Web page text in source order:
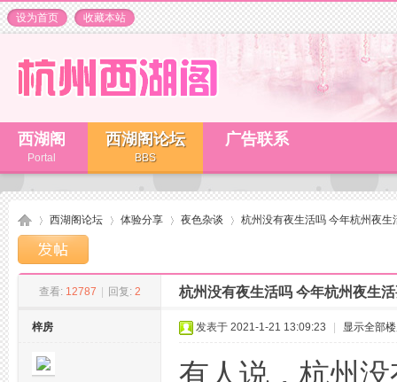
设为首页 收藏本站
西湖阁
Portal
西湖阁论坛
BBS
广告联系
西湖阁论坛 体验分享 夜色杂谈
›
杭州没有夜生活吗 今年杭州夜生
查看: 12787 回复: 2 杭州没有夜生活吗 今年杭州夜生
梓房 发表于 2021-1-21 13:09:23 显示全部
有人说，杭州没